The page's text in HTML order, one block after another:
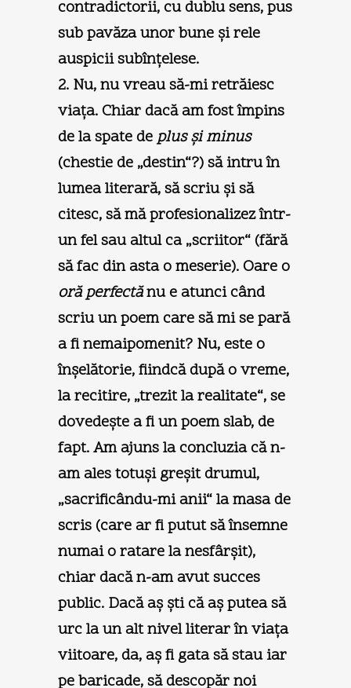
contradictorii, cu dublu sens, pus
sub pavăza unor bune şi rele
auspicii subînţelese.
2. Nu, nu vreau să-mi retrăiesc
viaţa. Chiar dacă am fost împins
de la spate deplus şi minus
(chestie de „destin“?) să intru în
lumea literară, să scriu şi să
citesc, să mă profesionalizez într-
un fel sau altul ca „scriitor“ (fără
să fac din asta o meserie). Oare o
oră perfectănu e atunci când
scriu un poem care să mi se pară
a fi nemaipomenit? Nu, este o
înşelătorie, fiindcă după o vreme,
la recitire, „trezit la realitate“, se
dovedeşte a fi un poem slab, de
fapt. Am ajuns la concluzia că n-
am ales totuşi greşit drumul,
„sacrificându-mi anii“ la masa de
scris (care ar fi putut să însemne
numai o ratare la nesfârşit),
chiar dacă n-am avut succes
public. Dacă aş şti că aş putea să
urc la un alt nivel literar în viaţa
viitoare, da, aş fi gata să stau iar
pe baricade, să descopăr noi